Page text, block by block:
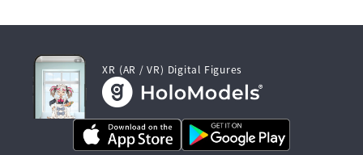
XR (AR / VR) Digital Figures